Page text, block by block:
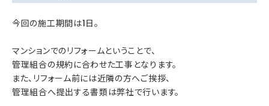
今回の施工期間は1日。
マンションでのリフォームということで、
管理組合の規約に合わせた工事となります。
また、リフォーム前には近隣の方へご挨拶、
管理組合へ提出する書類は弊社で行います。